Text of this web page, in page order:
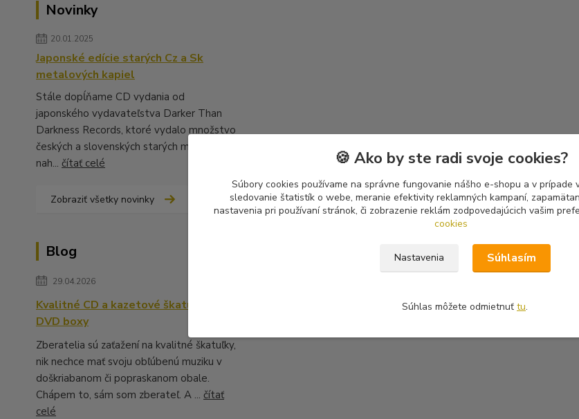
Novinky
20.01.2025
Japonské edície starých Cz a Sk
metalových kapiel
Stále dopĺňame CD vydania od
japonského vydavateľstva Darker Than
Darkness Records, ktoré vydalo množstvo
českých a slovenských starých metalových
nah... čítať celé
Zobraziť všetky novinky
Blog
29.04.2026
Kvalitné CD a kazetové škatuľky,
DVD boxy
Zberatelia sú zaťažení na kvalitné škatuľky,
nik nechce mať svoju obľúbenú muziku v
doškriabanom či popraskanom obale.
Chápem to, sám som zberateľ. A ... čítať
celé
🍪 Ako by ste radi svoje cookies?
Súbory cookies používame na správne fungovanie nášho e-shopu a v prípade
sledovanie štatistík o webe, meranie efektivity reklamných kampaní,
nastavenia pri používaní stránok, či zobrazenie reklám zodpovedajúcich vašim
cookies
Nastavenia Súhlasím
Súhlas môžete odmietnuť tu.